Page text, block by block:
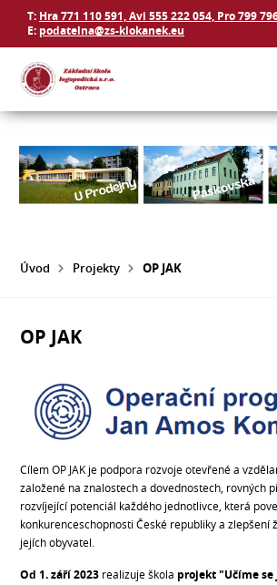
T: Hra 771 110 591, Avi 555 222 054, Pro 799
E: podatelna@zs-klokanek.eu
Úvod Projekty OP JAK
OP JAK
Cílem OP JAK je podpora rozvoje otevřené a
založené na znalostech a dovednostech, rovných
rozvíjející potenciál každého jednotlivce, která
konkurenceschopnosti České republiky a zlepšení
jejích obyvatel.
Od 1. září 2023 realizuje škola projekt "Učíme se